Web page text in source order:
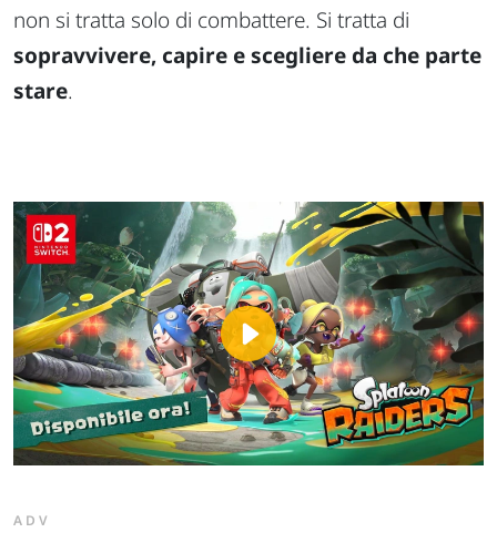
non si tratta solo di combattere. Si tratta di
sopravvivere, capire e scegliere da che parte
stare.
Play
Video
ADV